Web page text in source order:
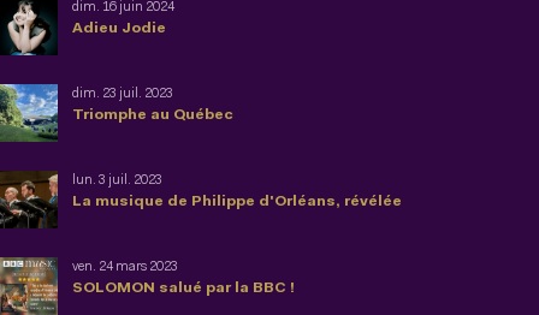
Adieu Jodie
dim. 16 juin 2024
Triomphe au Québec
dim. 23 juil. 2023
La musique de Philippe d'Orléans, révélée
lun. 3 juil. 2023
SOLOMON salué par la BBC !
ven. 24 mars 2023